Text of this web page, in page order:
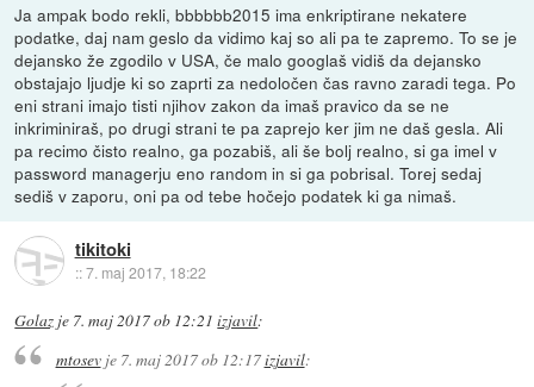
Ja ampak bodo rekli, bbbbbb2015 ima enkriptirane nekatere
podatke, daj nam geslo da vidimo kaj so ali pa te zapremo. To se je
dejansko že zgodilo v USA, če malo googlaš vidiš da dejansko
obstajajo ljudje ki so zaprti za nedoločen čas ravno zaradi tega. Po
eni strani imajo tisti njihov zakon da imaš pravico da se ne
inkriminiraš, po drugi strani te pa zaprejo ker jim ne daš gesla. Ali
pa recimo čisto realno, ga pozabiš, ali še bolj realno, si ga imel v
password managerju eno random in si ga pobrisal. Torej sedaj
sediš v zaporu, oni pa od tebe hočejo podatek ki ga nimaš.
tikitoki
::7. maj 2017, 18:22
Golaz je 7. maj 2017 ob 12:21 izjavil:
mtosevje 7. maj 2017 ob 12:17izjavil: